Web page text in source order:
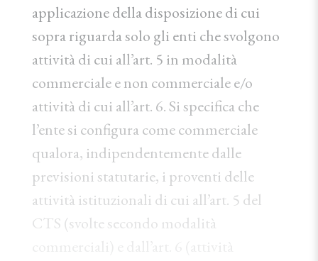
applicazione della disposizione di cui
sopra riguarda solo gli enti che svolgono
attività di cui all’art. 5 in modalità
commerciale e non commerciale e/o
attività di cui all’art. 6. Si specifica che
l’ente si configura come commerciale
qualora, indipendentemente dalle
previsioni statutarie, i proventi delle
attività istituzionali di cui all’art. 5 del
CTS (svolte secondo modalità